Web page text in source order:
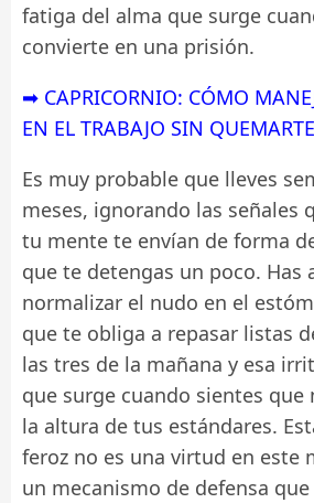
fatiga del alma que surge
convierte en una prisión.
➡ CAPRICORNIO: CÓMO
EN EL TRABAJO SIN QUEMARTE
Es muy probable que lleves
meses, ignorando las señales
tu mente te envían de forma
que te detengas un poco. Has
normalizar el nudo en el
que te obliga a repasar listas
las tres de la mañana y esa
que surge cuando sientes que
la altura de tus estándares.
feroz no es una virtud en este
un mecanismo de defensa